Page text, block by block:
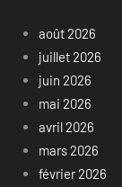
août 2026
juillet 2026
juin 2026
mai 2026
avril 2026
mars 2026
février 2026